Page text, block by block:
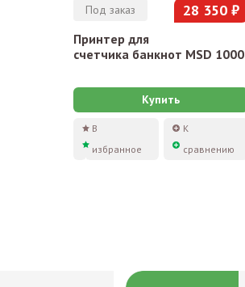
Под заказ 28 350 ₽
Принтер для
счетчика банкнот MSD 1000
Купить
В
избранное
К
сравнению